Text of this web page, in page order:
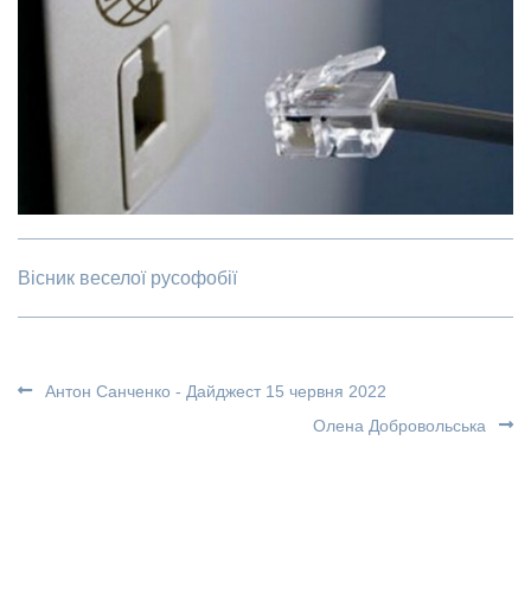
Вісник веселої русофобії
Антон Санченко - Дайджест 15 червня 2022
Олена Добровольська